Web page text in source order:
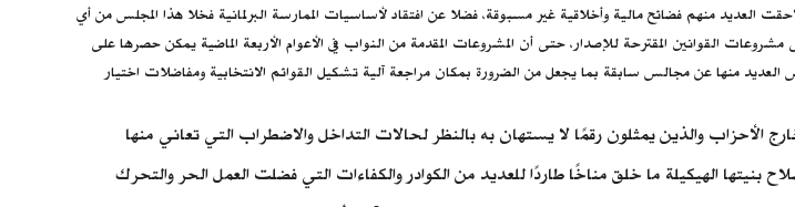
منهم فضائح مالية وأخلاقية غير مسبوقة، فضلا عن افتقاد لأساسيات الممارسة البرلمانية فخلا هذا المجلس من أي
القوانين المقترحة للإصدار، حتى أن المشروعات المقدمة من النواب في الأعوام الأربعة الماضية يمكن حصرها على
العديد منها عن مجالس سابقة بما يجعل من الضرورة بمكان مراجعة آلية تشكيل القوائم الانتخابية ومفاضلات اختيار
الأحزاب والذين يمثلون رقمًا لا يستهان به بالنظر لحالات التداخل والاضطراب التي تعاني منها
بنيتها الهيكيلة ما خلق مناخًا طاردًا للعديد من الكوادر والكفاءات التي فضلت العمل الحر والتحرك